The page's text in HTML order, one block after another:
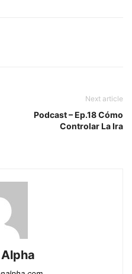
Next article
Podcast – Ep.18 Cómo
Controlar La Ira